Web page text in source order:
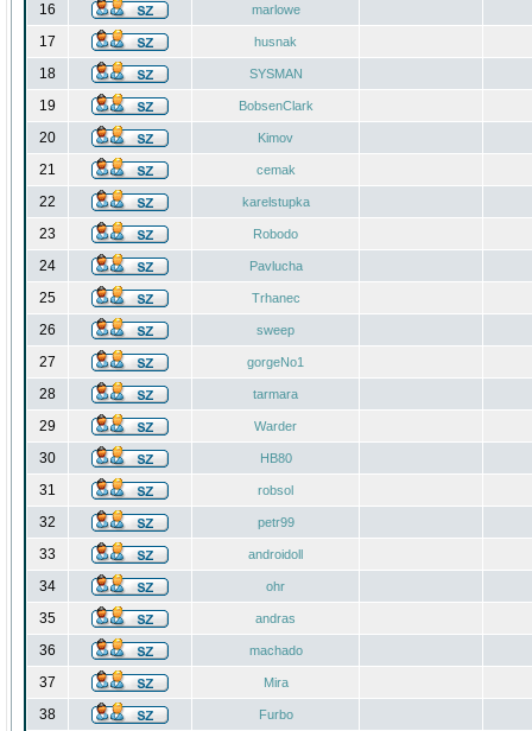
16 marlowe
17 husnak
18 SYSMAN
19 BobsenClark
20 Kimov
21 cemak
22 karelstupka
23 Robodo
24 Pavlucha
25 Trhanec
26 sweep
27 gorgeNo1
28 tarmara
29 Warder
30 HB80
31 robsol
32 petr99
33 androidoll
34 ohr
35 andras
36 machado
37 Mira
38 Furbo